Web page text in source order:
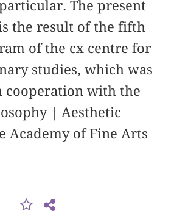
The present
the result of the fifth
of the cx centre for
studies, which was
cooperation with the
| Aesthetic
Academy of Fine Arts